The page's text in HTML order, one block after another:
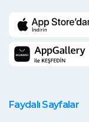
Faydalı Sayfalar